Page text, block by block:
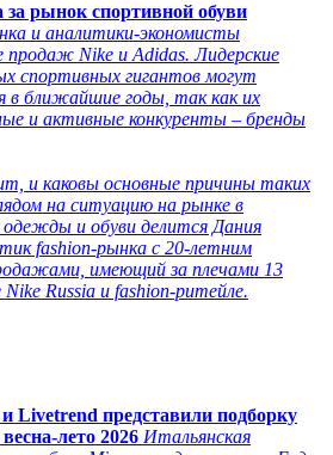
за рынок спортивной обуви
и аналитики-экономисты
продаж Nike и Adidas. Лидерские
спортивных гигантов могут
в ближайшие годы, так как их
и активные конкуренты – бренды
и каковы основные причины таких
на ситуацию на рынке в
и обуви делится Дания
fashion-рынка с 20-летним
имеющий за плечами 13
Russia и fashion-ритейле.
Livetrend представили подборку
лето 2026 Итальянская